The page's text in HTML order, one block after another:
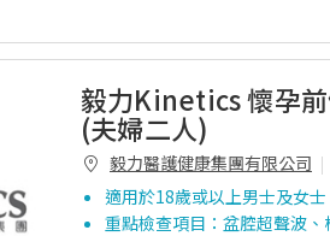
毅力Kinetics 懷孕
(夫婦二人)
毅力醫護健康集團有限公司
適用於18歲或以上男士及女士
重點檢查項目：盆腔超聲波